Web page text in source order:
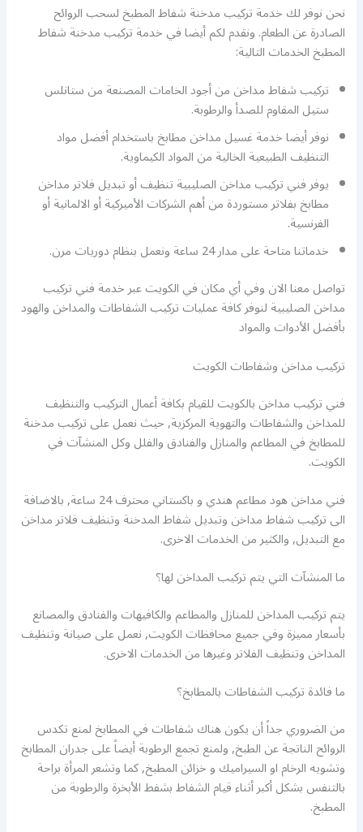
نحن نوفر لك خدمة تركيب مدخنة شفاط المطبخ لسحب الروائح
الصادرة عن الطعام. ونقدم لكم أيضا في خدمة تركيب مدخنة شفاط
المطبخ الخدمات التالية:
تركيب شفاط مداخن من أجود الخامات المصنعة من ستانلس
ستيل المقاوم للصدأ والرطوبة.
نوفر أيضا خدمة غسيل مداخن مطابخ باستخدام أفضل مواد
التنظيف الطبيعية الخالية من المواد الكيماوية.
يوفر فني تركيب مداخن الصليبية تنظيف أو تبديل فلاتر مداخن
مطابخ بفلاتر مستوردة من أهم الشركات الأميركية أو الالمانية أو
الفرنسية.
خدماتنا متاحة على مدار 24 ساعة ونعمل بنظام دوريات مرن.
تواصل معنا الان وفي أي مكان في الكويت عبر خدمة فني تركيب
مداخن الصليبية لنوفر كافة عمليات تركيب الشفاطات والمداخن والهود
بأفضل الأدوات والمواد
تركيب مداخن وشفاطات الكويت
فني تركيب مداخن بالكويت للقيام بكافة أعمال التركيب والتنظيف
للمداخن والشفاطات والتهوية المركزية, حيث نعمل على تركيب مدخنة
للمطابخ في المطاعم والمنازل والفنادق والفلل وكل المنشآت في
الكويت.
فني مداخن هود مطاعم هندي و باكستاني محترف 24 ساعة, بالاضافة
الى تركيب شفاط مداخن وتبديل شفاط المدخنة وتنظيف فلاتر مداخن
مع التبديل, والكثير من الخدمات الاخرى.
ما المنشآت التي يتم تركيب المداخن لها؟
يتم تركيب المداخن للمنازل والمطاعم والكافيهات والفنادق والمصانع
بأسعار مميزة وفي جميع محافظات الكويت, نعمل على صيانة وتنظيف
المداخن وتنظيف الفلاتر وغيرها من الخدمات الاخرى.
ما فائدة تركيب الشفاطات بالمطابخ؟
من الضروري جداً أن يكون هناك شفاطات في المطابخ لمنع تكدس
الروائح الناتجة عن الطبخ, ولمنع تجمع الرطوبة أيضاً على جدران المطابخ
وتشويه الرخام او السيراميك و خزائن المطبخ, كما وتشعر المرأة براحة
بالتنفس بشكل أكبر أثناء قيام الشفاط بشفط الأبخرة والرطوبة من
المطبخ.